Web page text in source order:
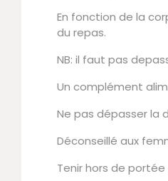
En fonction de la
du repas.
NB: il faut pas
Un complément
Ne pas dépasser la
Déconseillé aux
Tenir hors de